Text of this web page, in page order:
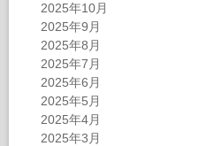
2025年10月
2025年9月
2025年8月
2025年7月
2025年6月
2025年5月
2025年4月
2025年3月